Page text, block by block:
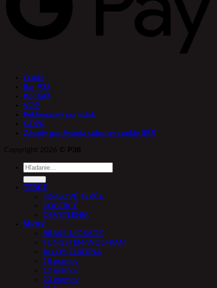
O nás
Bar P38
Kontakt
VOP
Reklamačný poriadok
GDPR
Zásady používania súborov cookie (EÚ)
Copyright 2026 © P38
Hľadať:
TERČE
SISALOVÉ TERČE
KOBERCE
OSVETLENIA
ŠÍPKY
BRASS-MOSADZ
TUNGSTEN-WOLFRAM
ALLOY-ZLIATINA
18 gramov
19 gramov
20 gramov